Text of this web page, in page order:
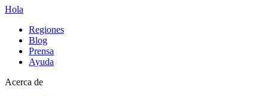
Hola
Regiones
Blog
Prensa
Ayuda
Acerca de